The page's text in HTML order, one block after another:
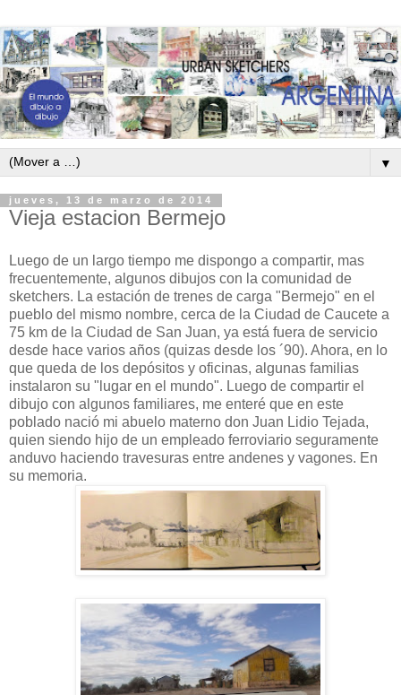
▼
jueves, 13 de marzo de 2014
Vieja estacion Bermejo
Luego de un largo tiempo me dispongo a compartir, mas
frecuentemente, algunos dibujos con la comunidad de
sketchers. La estación de trenes de carga "Bermejo" en el
pueblo del mismo nombre, cerca de la Ciudad de Caucete a
75 km de la Ciudad de San Juan, ya está fuera de servicio
desde hace varios años (quizas desde los ´90). Ahora, en lo
que queda de los depósitos y oficinas, algunas familias
instalaron su "lugar en el mundo". Luego de compartir el
dibujo con algunos familiares, me enteré que en este
poblado nació mi abuelo materno don Juan Lidio Tejada,
quien siendo hijo de un empleado ferroviario seguramente
anduvo haciendo travesuras entre andenes y vagones. En
su memoria.